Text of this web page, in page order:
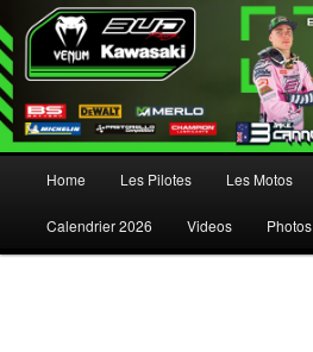
Aller au contenu principal
Aller au contenu secondaire
Home Les Pilotes Les Motos
Calendrier 2026 Videos Photos